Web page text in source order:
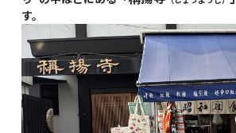
す。